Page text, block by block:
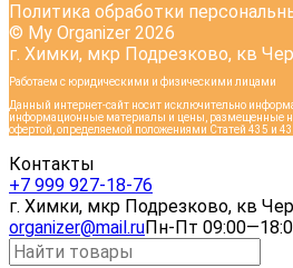
Политика обработки
© My Organizer 2026
г. Химки, мкр Подрезково, кв
Работаем с юридическими и физическими лицами
Данный интернет-сайт носит исключительно
информационные материалы и цены, размещенные
офертой, определяемой положениями Статей 435 и
Контакты
+7 999 927-18-76
г. Химки, мкр Подрезково, кв
organizer@mail.ruПн-Пт